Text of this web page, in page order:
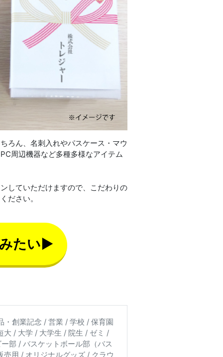
ろん、名刺入れやパスケース・マウ
周辺機器など多種多様なアイテム
していただけますので、こだわりの
ださい。
たい▶
・創業記念 / 営業 / 学校 / 保育園
/ 大学 / 大学生 / 院生 / ゼミ /
部 / バスケットボール部（バス
用 / オリジナルグッズ / クラウ